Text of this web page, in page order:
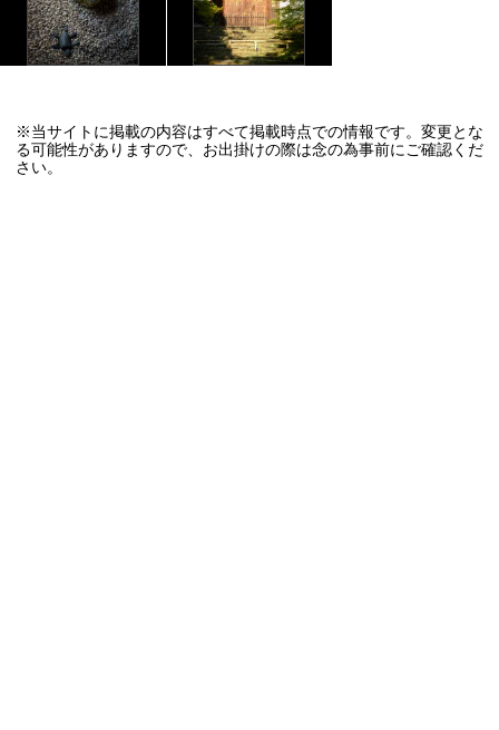
※当サイトに掲載の内容はすべて掲載時点での情報です。変更とな
る可能性がありますので、お出掛けの際は念の為事前にご確認くだ
さい。